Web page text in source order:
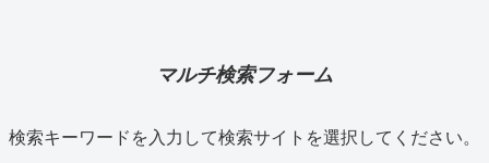
マルチ検索フォーム
検索キーワードを入力して検索サイトを選択してください。